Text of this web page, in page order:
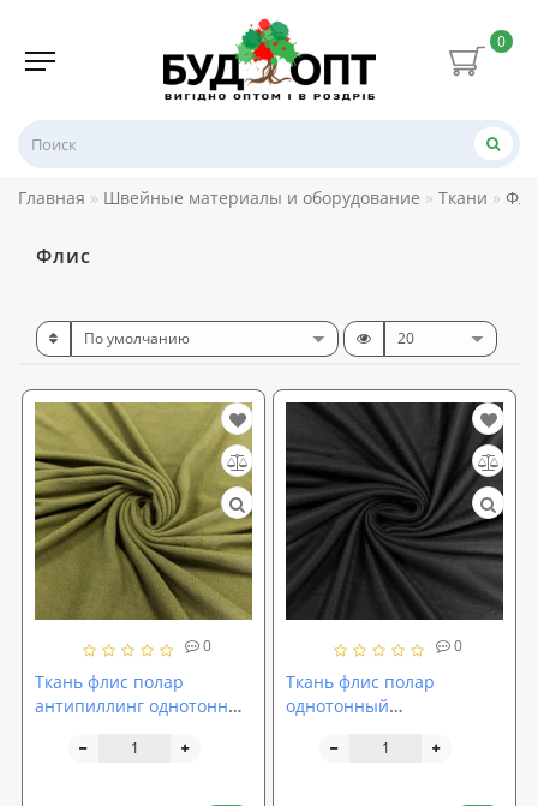
0
Главная Швейные материалы и оборудование Ткани
Флис
0
Ткань флис полар
антипиллинг однотонный
180см, Хаки (TK-0001)
0
Ткань флис полар
однотонный
ширина 160см, Черный